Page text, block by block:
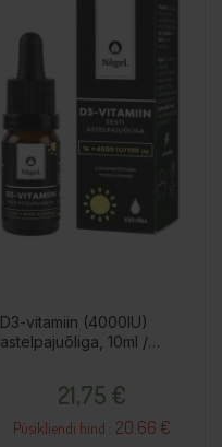
D3-vitamiin (4000IU)
astelpajuõliga, 10ml /
21,75 €
Püsikliendi hind : 20.66 €